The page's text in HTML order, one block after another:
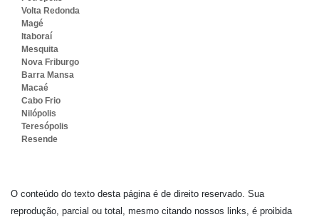
Volta Redonda
Magé
Itaboraí
Mesquita
Nova Friburgo
Barra Mansa
Macaé
Cabo Frio
Nilópolis
Teresópolis
Resende
O conteúdo do texto desta página é de direito reservado. Sua
reprodução, parcial ou total, mesmo citando nossos links, é proibida